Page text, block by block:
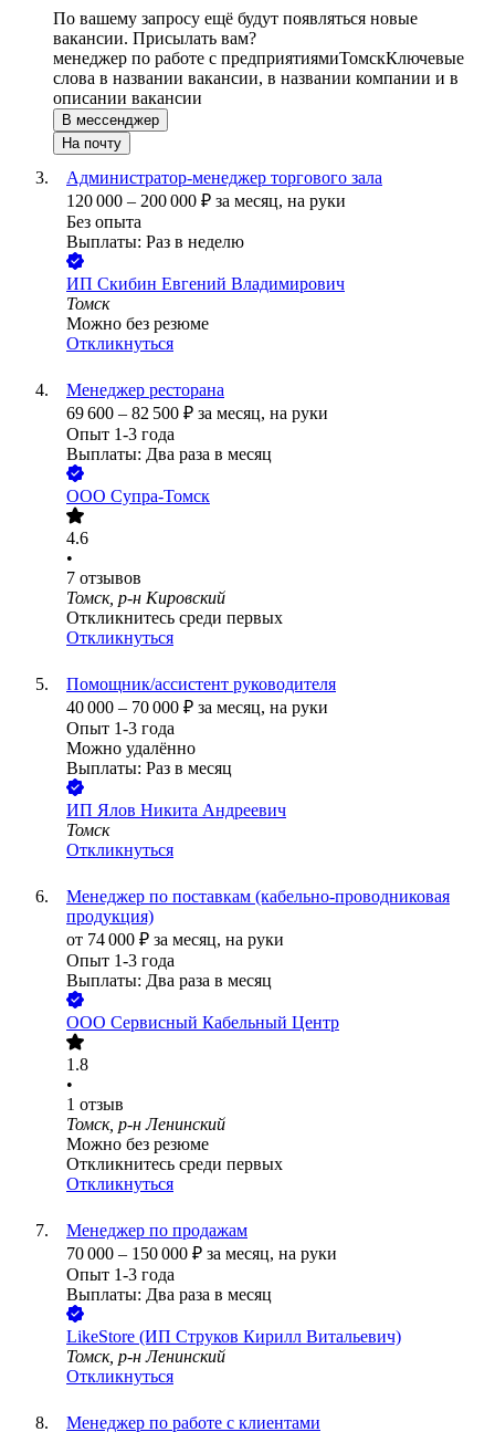
По вашему запросу ещё будут появляться новые
вакансии. Присылать вам?
менеджер по работе с предприятиямиТомскКлючевые
слова в названии вакансии, в названии компании и в
описании вакансии
В мессенджер
На почту
Администратор-менеджер торгового зала
120 000 – 200 000 ₽ за месяц, на руки
Без опыта
Выплаты: Раз в неделю
ИП Скибин Евгений Владимирович
Томск
Можно без резюме
Откликнуться
Менеджер ресторана
69 600 – 82 500 ₽ за месяц, на руки
Опыт 1-3 года
Выплаты: Два раза в месяц
ООО Супра-Томск
4.6
•
7 отзывов
Томск, р-н Кировский
Откликнитесь среди первых
Откликнуться
Помощник/ассистент руководителя
40 000 – 70 000 ₽ за месяц, на руки
Опыт 1-3 года
Можно удалённо
Выплаты: Раз в месяц
ИП Ялов Никита Андреевич
Томск
Откликнуться
Менеджер по поставкам (кабельно-проводниковая
продукция)
от 74 000 ₽ за месяц, на руки
Опыт 1-3 года
Выплаты: Два раза в месяц
ООО Сервисный Кабельный Центр
1.8
•
1 отзыв
Томск, р-н Ленинский
Можно без резюме
Откликнитесь среди первых
Откликнуться
Менеджер по продажам
70 000 – 150 000 ₽ за месяц, на руки
Опыт 1-3 года
Выплаты: Два раза в месяц
LikeStore (ИП Струков Кирилл Витальевич)
Томск, р-н Ленинский
Откликнуться
Менеджер по работе с клиентами